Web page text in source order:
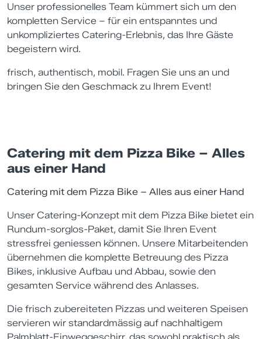
Unser professionelles Team kümmert sich um den
kompletten Service – für ein entspanntes und
unkompliziertes Catering-Erlebnis, das Ihre Gäste
begeistern wird.
frisch, authentisch, mobil. Fragen Sie uns an und
bringen Sie den Geschmack zu Ihrem Event!
Catering mit dem Pizza Bike – Alles
aus einer Hand
Catering mit dem Pizza Bike – Alles aus einer Hand
Unser Catering-Konzept mit dem Pizza Bike bietet ein
Rundum-sorglos-Paket, damit Sie Ihren Event
stressfrei geniessen können. Unsere Mitarbeitenden
übernehmen die komplette Betreuung des Pizza
Bikes, inklusive Aufbau und Abbau, sowie den
gesamten Service während des Anlasses.
Die frisch zubereiteten Pizzas und weiteren Speisen
servieren wir standardmässig auf nachhaltigem
Palmblatt-Einweggeschirr, das sowohl praktisch als